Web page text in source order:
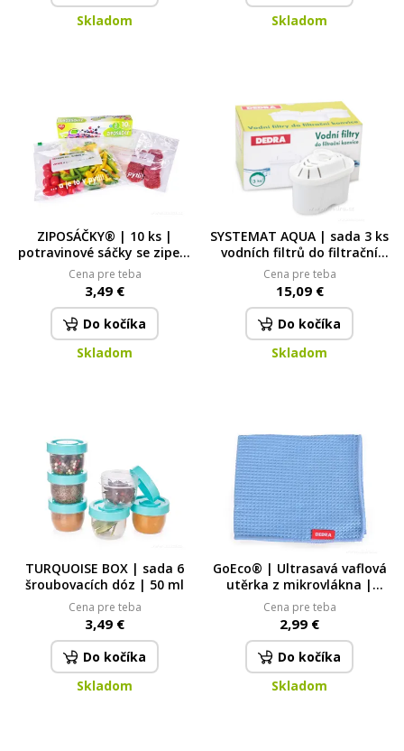
Skladom
Skladom
ZIPOSÁČKY® | 10 ks |
potravinové sáčky se zipem
3 L objem 3 litry
Cena pre teba
3,49 €
Do kočíka
Skladom
SYSTEMAT AQUA | sada 3 ks
vodních filtrů do filtrační
konvice | s aktivním uhlím
pro čistou a chutnou vodu s
akt.uhlím
Cena pre teba
15,09 €
Do kočíka
Skladom
TURQUOISE BOX | sada 6
šroubovacích dóz | 50 ml
Cena pre teba
3,49 €
Do kočíka
Skladom
GoEco® | Ultrasavá vaflová
utěrka z mikrovlákna |
35 × 40 cm | tyrkysová
Cena pre teba
2,99 €
Do kočíka
Skladom